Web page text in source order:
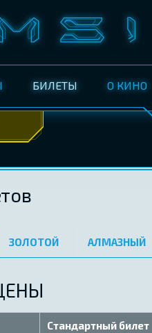
БИЛЕТЫ О КИНО
ЗОЛОТОЙ АЛМАЗНЫЙ
Стандартный билет